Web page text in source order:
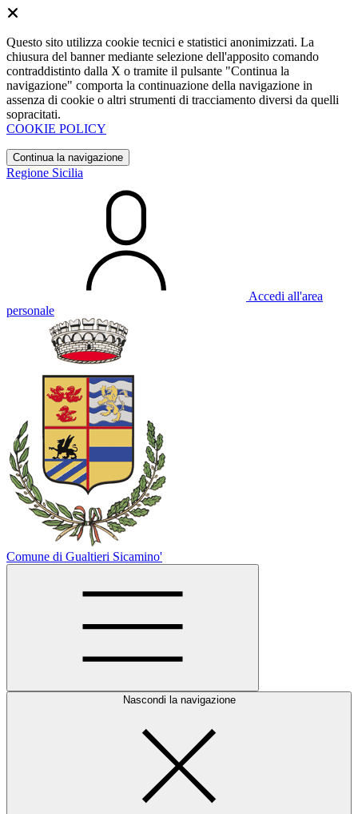
Questo sito utilizza cookie tecnici e statistici anonimizzati. La
chiusura del banner mediante selezione dell'apposito comando
contraddistinto dalla X o tramite il pulsante "Continua la
navigazione" comporta la continuazione della navigazione in
assenza di cookie o altri strumenti di tracciamento diversi da quelli
sopracitati.
COOKIE POLICY
Continua la navigazione
Regione Sicilia
Accedi all'area
personale
Comune di Gualtieri Sicamino'
Nascondi la navigazione